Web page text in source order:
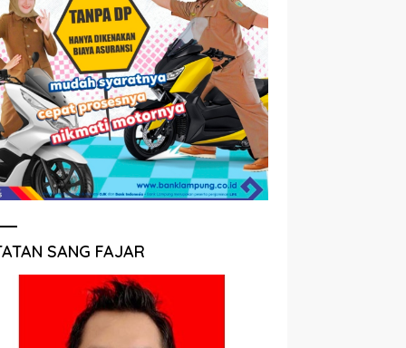
SANG FAJAR